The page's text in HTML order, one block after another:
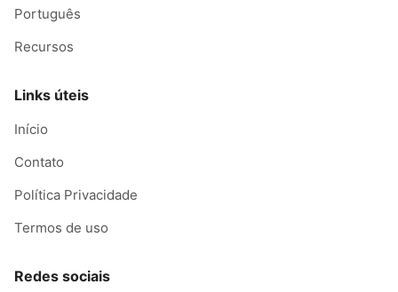
Português
Recursos
Links úteis
Início
Contato
Política Privacidade
Termos de uso
Redes sociais